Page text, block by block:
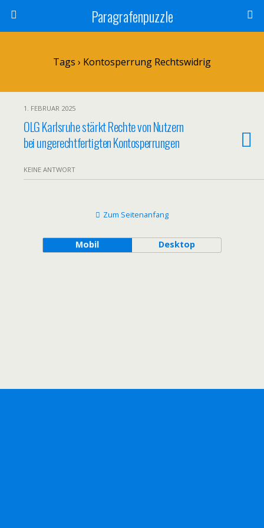
Paragrafenpuzzle
Tags › Kontosperrung Rechtswidrig
1. FEBRUAR 2025
OLG Karlsruhe stärkt Rechte von Nutzern
bei ungerechtfertigten Kontosperrungen
KEINE ANTWORT
Zum Seitenanfang
Mobil Desktop